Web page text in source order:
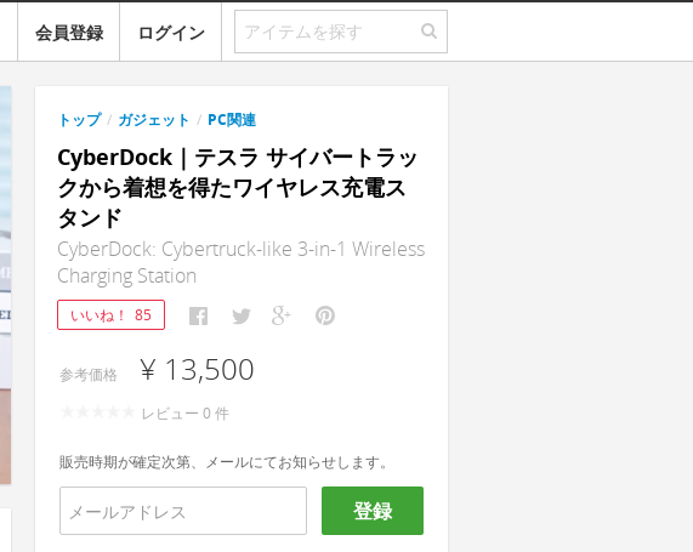
会員登録 ログイン
トップ / ガジェット / PC関連
CyberDock｜テスラ サイバートラッ
クから着想を得たワイヤレス充電ス
タンド
CyberDock: Cybertruck-like 3-in-1 Wireless
Charging Station
いいね！ 85
参考価格 ¥ 13,500
レビュー 0 件
販売時期が確定次第、メールにてお知らせします。
登録